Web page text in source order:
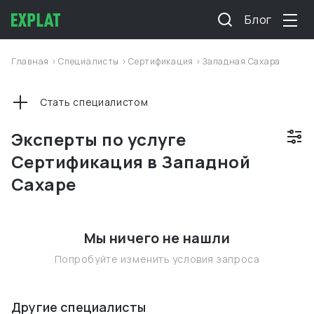
Блог
Главная >Специалисты >Сертификация >Западная Сахара
Эксперты по услуге
Сертификация в Западной
Сахаре
Стать специалистом
Мы ничего не нашли
Попробуйте изменить условия запроса
Другие специалисты